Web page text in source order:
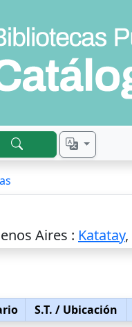
Aires : Katatay,
S.T. / Ubicación